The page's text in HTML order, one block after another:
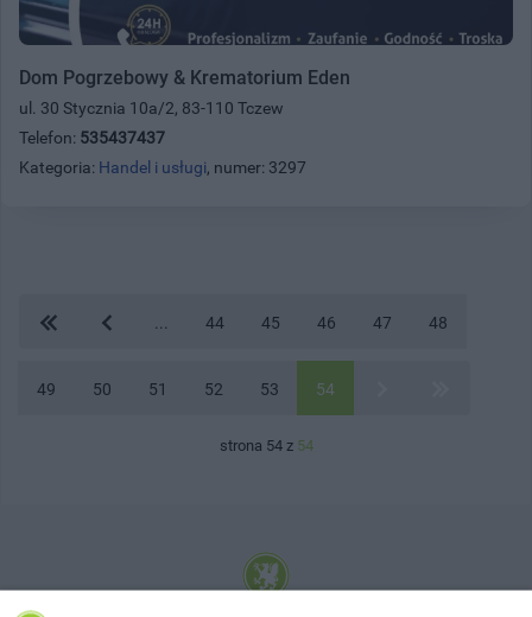
Dom Pogrzebowy & Krematorium Eden
ul. 30 Stycznia 10a/2, 83-110 Tczew
Telefon: 535437437
Kategoria: Handel i usługi, numer: 3297
44 45 46 47 48
49 50 51 52 53 54
strona 54 z 54
© 2001-2026 Tczew - TCZ.PL Sp. z o.o. Internetowy Serwis Informacyjny Miasta